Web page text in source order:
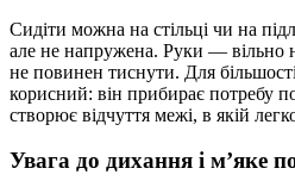
Сидіти можна на стільці чи на
але не напружена. Руки — вільно
не повинен тиснути. Для
корисний: він прибирає потребу
створює відчуття межі, в якій
Увага до дихання і м’яке